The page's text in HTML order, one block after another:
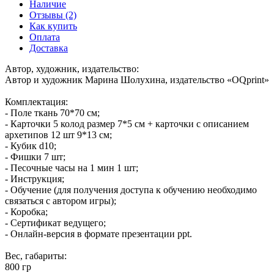
Наличие
Отзывы (2)
Как купить
Оплата
Доставка
Автор, художник, издательство:
Автор и художник Марина Шолухина, издательство «OQprint»
Комплектация:
- Поле ткань 70*70 см;
- Карточки 5 колод размер 7*5 см + карточки с описанием
архетипов 12 шт 9*13 см;
- Кубик d10;
- Фишки 7 шт;
- Песочные часы на 1 мин 1 шт;
- Инструкция;
- Обучение (для получения доступа к обучению необходимо
связаться с автором игры);
- Коробка;
- Сертификат ведущего;
- Онлайн-версия в формате презентации ppt.
Вес, габариты:
800 гр